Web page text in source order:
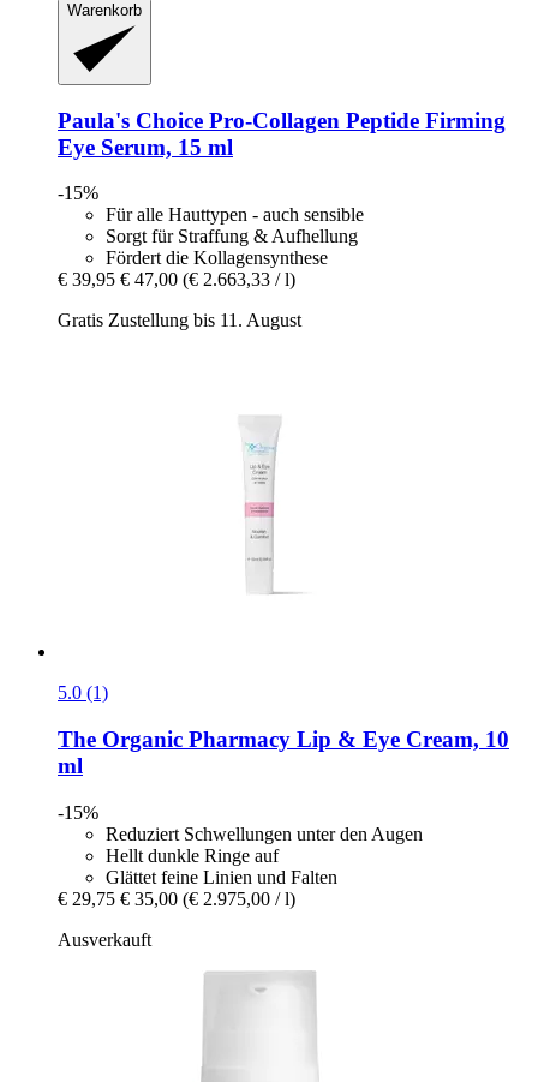
Warenkorb
Paula's Choice Pro-​Collagen Peptide Firming
Eye Serum, 15 ml
-15%
Für alle Hauttypen - auch sensible
Sorgt für Straffung & Aufhellung
Fördert die Kollagensynthese
€ 39,95 € 47,00 (€ 2.663,33 / l)
Gratis Zustellung bis 11. August
5.0 (1)
The Organic Pharmacy Lip & Eye Cream, 10
ml
-15%
Reduziert Schwellungen unter den Augen
Hellt dunkle Ringe auf
Glättet feine Linien und Falten
€ 29,75 € 35,00 (€ 2.975,00 / l)
Ausverkauft